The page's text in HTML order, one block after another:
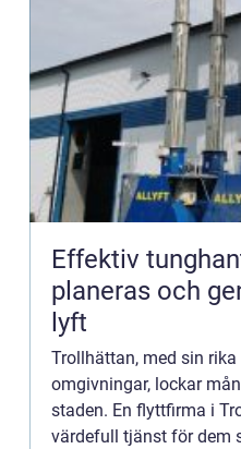
Effektiv
planeras och
lyft
Trollhättan, med sin
omgivningar, lockar
staden. En flyttfirma i
värdefull tjänst för dem